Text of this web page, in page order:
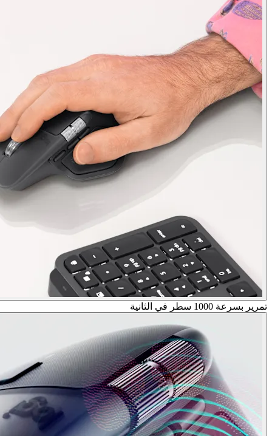
تمرير بسرعة 1000 سطر في الثانية